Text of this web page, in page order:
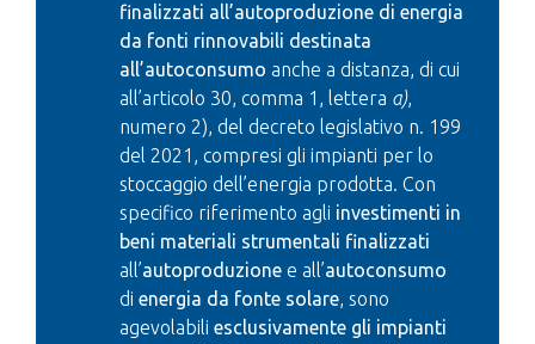
finalizzati all’autoproduzione di energia
da fonti rinnovabili destinata
all’autoconsumo anche a distanza, di cui
all’articolo 30, comma 1, lettera a),
numero 2), del decreto legislativo n. 199
del 2021, compresi gli impianti per lo
stoccaggio dell’energia prodotta. Con
specifico riferimento agli investimenti in
beni materiali strumentali finalizzati
all’autoproduzione e all’autoconsumo
di energia da fonte solare, sono
agevolabili esclusivamente gli impianti